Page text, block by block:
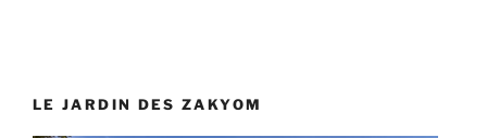
LE JARDIN DES ZAKYOM